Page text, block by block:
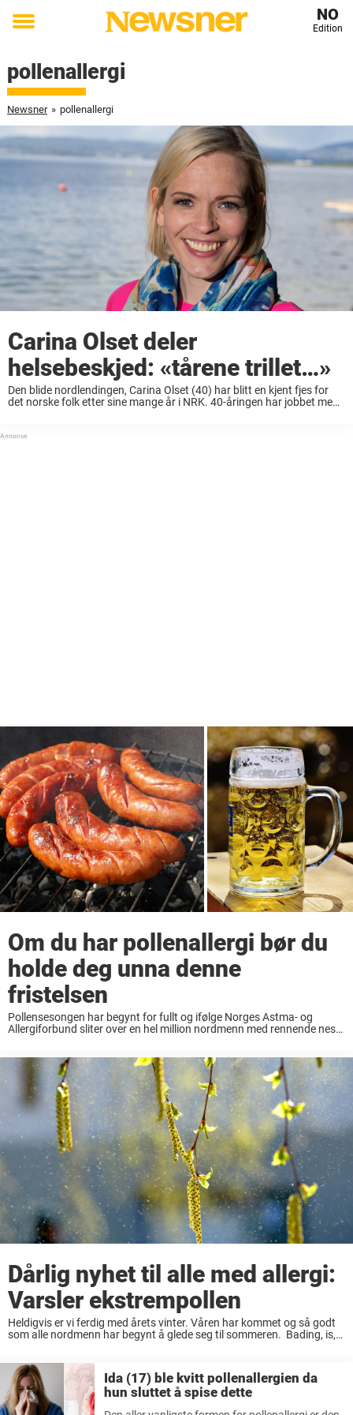
Toggle
NO
Edition
pollenallergi
Newsner » pollenallergi
Carina Olset deler
helsebeskjed: «tårene trillet…»
Den blide nordlendingen, Carina Olset (40) har blitt en kjent fjes for
det norske folk etter sine mange år i NRK. 40-åringen har jobbet med
Om du har pollenallergi bør du
holde deg unna denne
fristelsen
Pollensesongen har begynt for fullt og ifølge Norges Astma- og
Allergiforbund sliter over en hel million nordmenn med rennende neser
Dårlig nyhet til alle med allergi:
Varsler ekstrempollen
Heldigvis er vi ferdig med årets vinter. Våren har kommet og så godt
som alle nordmenn har begynt å glede seg til sommeren. Bading, is,
Ida (17) ble kvitt pollenallergien da
hun sluttet å spise dette